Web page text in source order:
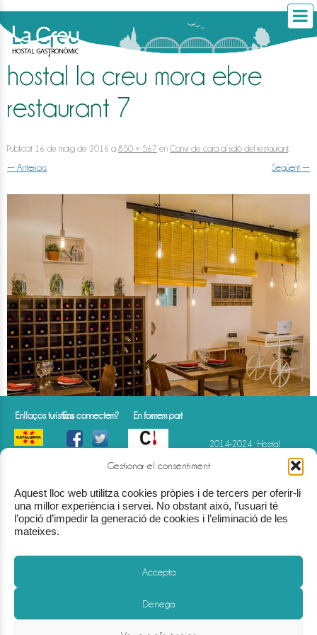
Gestionar el consentiment
Aquest lloc web utilitza cookies pròpies i de tercers per oferir-li
una millor experiència i servei. No obstant això, l’usuari té
l’opció d’impedir la generació de cookies i l’eliminació de les
mateixes.
Accepta
Denega
hostal la creu mora ebre
restaurant 7
Publicat 16 de maig de 2016 a 850 × 567 en Canvi de cara al saló del restaurant.
← Anteriors Següent →
Enllaços turísticsEns connectem? En formem part
2014-2024 · Hostal
(Tarragona) (+34) 977 40 07 07
info@hostallacreu.com